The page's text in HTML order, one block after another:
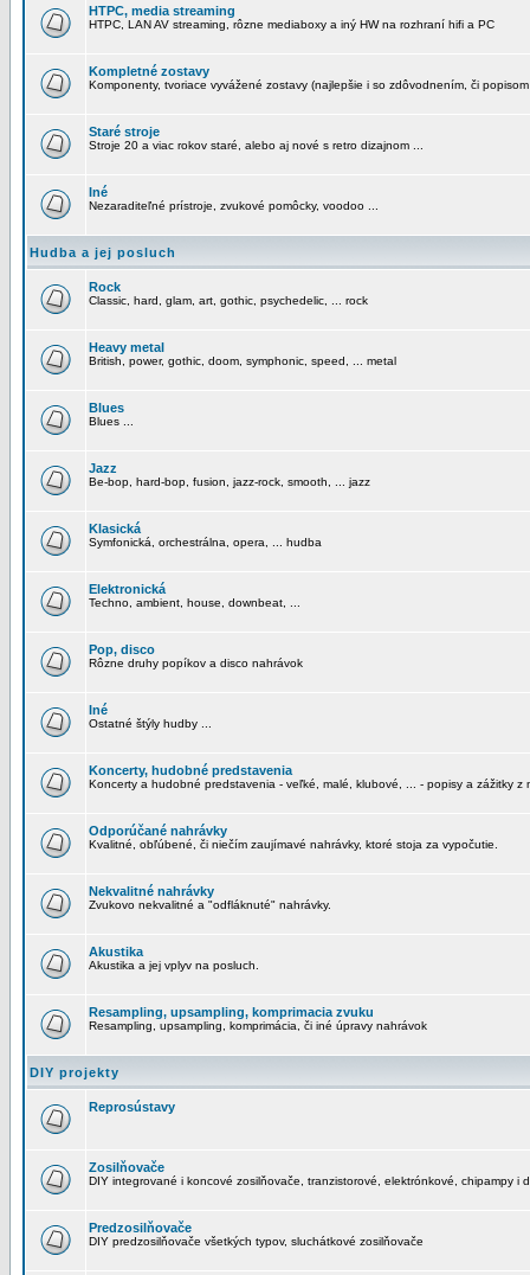
HTPC, media streaming
HTPC, LAN AV streaming, rôzne mediaboxy a iný HW na rozhraní hifi a PC
Kompletné zostavy
Komponenty, tvoriace vyvážené zostavy (najlepšie i so zdôvodnením, či
Staré stroje
Stroje 20 a viac rokov staré, alebo aj nové s retro dizajnom ...
Iné
Nezaraditeľné prístroje, zvukové pomôcky, voodoo ...
Hudba a jej posluch
Rock
Classic, hard, glam, art, gothic, psychedelic, ... rock
Heavy metal
British, power, gothic, doom, symphonic, speed, ... metal
Blues
Blues ...
Jazz
Be-bop, hard-bop, fusion, jazz-rock, smooth, ... jazz
Klasická
Symfonická, orchestrálna, opera, ... hudba
Elektronická
Techno, ambient, house, downbeat, ...
Pop, disco
Rôzne druhy popíkov a disco nahrávok
Iné
Ostatné štýly hudby ...
Koncerty, hudobné predstavenia
Koncerty a hudobné predstavenia - veľké, malé, klubové, ... - popisy a zážitky z
Odporúčané nahrávky
Kvalitné, obľúbené, či niečím zaujímavé nahrávky, ktoré stoja za vypočutie.
Nekvalitné nahrávky
Zvukovo nekvalitné a "odfláknuté" nahrávky.
Akustika
Akustika a jej vplyv na posluch.
Resampling, upsampling, komprimacia zvuku
Resampling, upsampling, komprimácia, či iné úpravy nahrávok
DIY projekty
Reprosústavy
Zosilňovače
DIY integrované i koncové zosilňovače, tranzistorové, elektrónkové, chipampy i
Predzosilňovače
DIY predzosilňovače všetkých typov, sluchátkové zosilňovače